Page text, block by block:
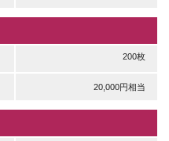
200枚
20,000円相当